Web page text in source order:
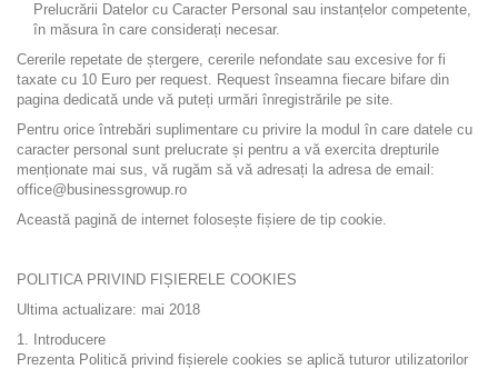
Prelucrării Datelor cu Caracter Personal sau instanțelor competente,
în măsura în care considerați necesar.
Cererile repetate de ștergere, cererile nefondate sau excesive for fi
taxate cu 10 Euro per request. Request înseamna fiecare bifare din
pagina dedicată unde vă puteți urmări înregistrările pe site.
Pentru orice întrebări suplimentare cu privire la modul în care datele cu
caracter personal sunt prelucrate și pentru a vă exercita drepturile
menționate mai sus, vă rugăm să vă adresați la adresa de email:
office@businessgrowup.ro
Această pagină de internet folosește fișiere de tip cookie.
POLITICA PRIVIND FIȘIERELE COOKIES
Ultima actualizare: mai 2018
1. Introducere
Prezenta Politică privind fișierele cookies se aplică tuturor utilizatorilor